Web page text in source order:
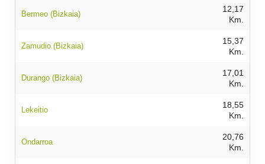
Bermeo (Bizkaia)
12,17
Km.
Zamudio (Bizkaia)
15,37
Km.
Durango (Bizkaia)
17,01
Km.
Lekeitio
18,55
Km.
Ondarroa
20,76
Km.